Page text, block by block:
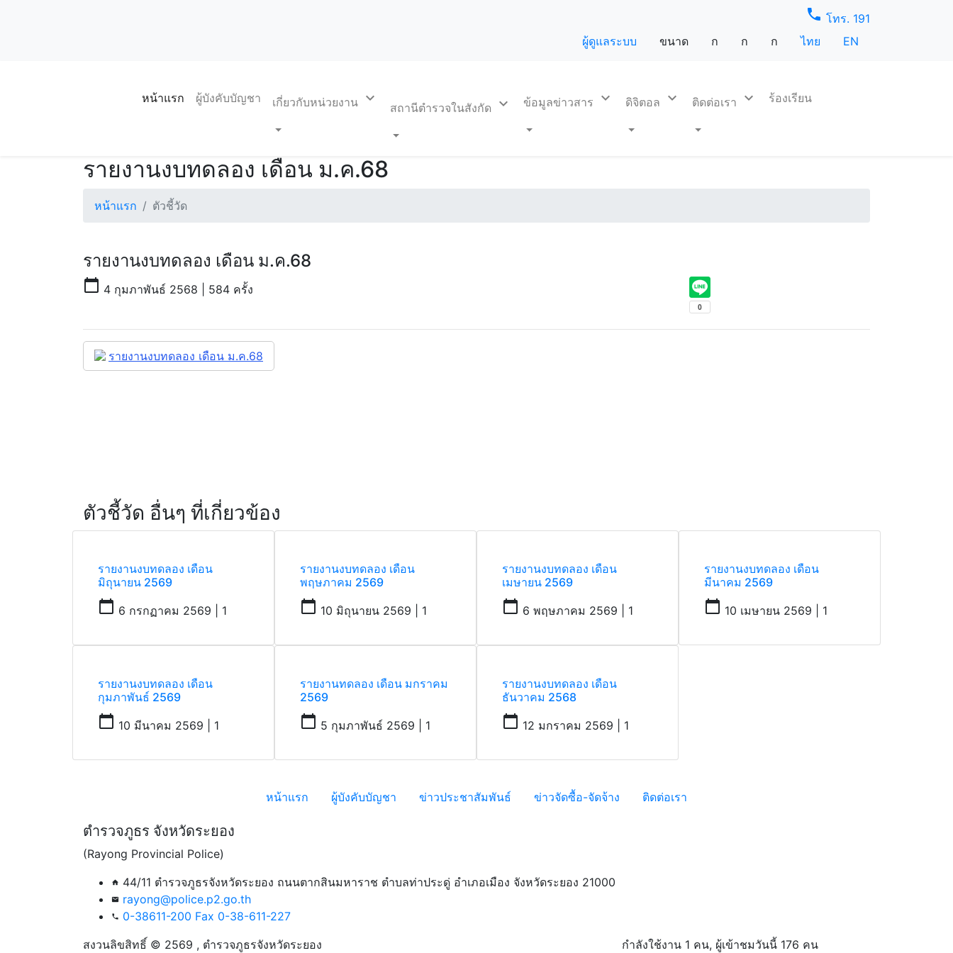
phone โทร. 191
ผู้ดูแลระบบ
ขนาด ก ก ก ไทย EN
หน้าแรก ผู้บังคับบัญชา เกี่ยวกับหน่วยงาน expand_more
สถานีตำรวจในสังกัด expand_more ข้อมูลข่าวสาร expand_more ดิจิตอล expand_more ติดต่อเรา expand_more ร้องเรียน
รายงานงบทดลอง เดือน ม.ค.68
หน้าแรก ตัวชี้วัด
รายงานงบทดลอง เดือน ม.ค.68
calendar_today 4 กุมภาพันธ์ 2568 | 584 ครั้ง
รายงานงบทดลอง เดือน ม.ค.68
ตัวชี้วัด อื่นๆ ที่เกี่ยวข้อง
รายงานงบทดลอง เดือน
มิถุนายน 2569
calendar_today 6 กรกฏาคม 2569 | 1
รายงานงบทดลอง เดือน
พฤษภาคม 2569
calendar_today 10 มิถุนายน 2569 | 1
รายงานงบทดลอง เดือน
เมษายน 2569
calendar_today 6 พฤษภาคม 2569 | 1
รายงานงบทดลอง เดือน
มีนาคม 2569
calendar_today 10 เมษายน 2569 | 1
รายงานงบทดลอง เดือน
กุมภาพันธ์ 2569
calendar_today 10 มีนาคม 2569 | 1
รายงานทดลอง เดือน มกราคม
2569
calendar_today 5 กุมภาพันธ์ 2569 | 1
รายงานงบทดลอง เดือน
ธันวาคม 2568
calendar_today 12 มกราคม 2569 | 1
หน้าแรก ผู้บังคับบัญชา ข่าวประชาสัมพันธ์ ข่าวจัดซื้อ-จัดจ้าง ติดต่อเรา
ตำรวจภูธร จังหวัดระยอง
(Rayong Provincial Police)
home 44/11 ตำรวจภูธรจังหวัดระยอง ถนนตากสินมหาราช ตำบลท่าประดู่ อำเภอเมือง จังหวัดระยอง 21000
email rayong@police.p2.go.th
phone
0-38611-200 Fax 0-38-611-227
สงวนลิขสิทธิ์ © 2569 , ตำรวจภูธรจังหวัดระยอง
กำลังใช้งาน 1 คน, ผู้เข้าชมวันนี้ 176 คน